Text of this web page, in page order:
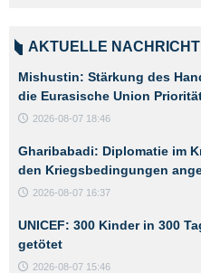
AKTUELLE
Mishustin: Stärkung des
die Eurasische Union
2026-08-07 18:46
Gharibabadi: Diplomatie im
den Kriegsbedingungen
2026-08-07 16:37
UNICEF: 300 Kinder in 300
getötet
2026-08-07 15:46